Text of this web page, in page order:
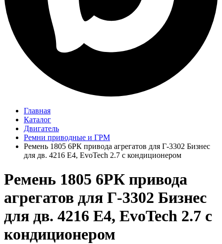
Главная
Каталог
Двигатель
Ремни приводные и ГРМ
Ремень 1805 6PК привода агрегатов для Г-3302 Бизнес
для дв. 4216 Е4, EvoTech 2.7 с кондиционером
Ремень 1805 6PК привода
агрегатов для Г-3302 Бизнес
для дв. 4216 Е4, EvoTech 2.7 с
кондиционером